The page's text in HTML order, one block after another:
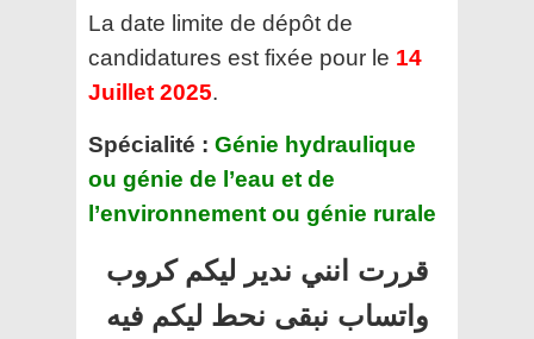
La date limite de dépôt de
candidatures est fixée pour le 14
Juillet 2025.
Spécialité : Génie hydraulique
ou génie de l’eau et de
l’environnement ou génie rurale
قررت انني ندير ليكم كروب
واتساب نبقى نحط ليكم فيه